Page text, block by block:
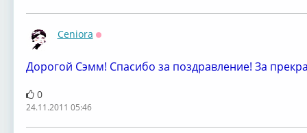
Ceniora
Дорогой Сэмм! Спасибо за поздравление! За
0
24.11.2011 05:46